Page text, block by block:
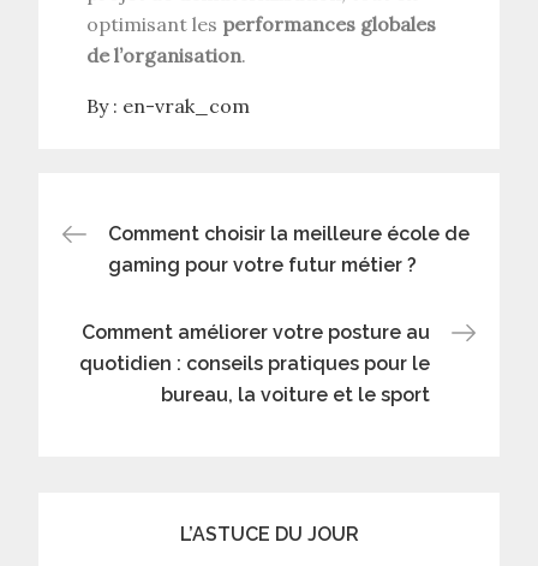
optimisant les performances globales
de l’organisation.
By : en-vrak_com
Navigation
de
l’article
Comment choisir la meilleure école de
gaming pour votre futur métier ?
Comment améliorer votre posture au
quotidien : conseils pratiques pour le
bureau, la voiture et le sport
L’ASTUCE DU JOUR